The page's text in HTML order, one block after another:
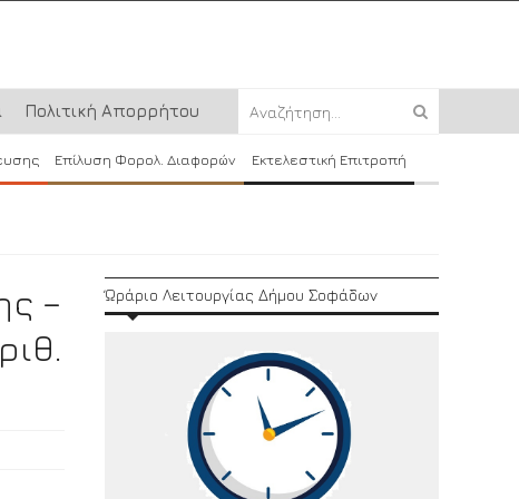
Πολιτική Απορρήτου
Επίλυση Φορολ. Διαφορών Εκτελεστική Επιτροπή
–
Ώράριο Λειτουργίας Δήμου Σοφάδων